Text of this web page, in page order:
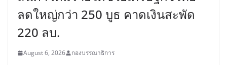
ลดใหญ่กว่า 250 บูธ คาดเงินสะพัด
220 ลบ.
August 6, 2026 กองบรรณาธิการ